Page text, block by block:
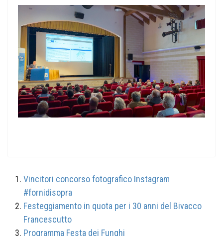
Vincitori concorso fotografico Instagram
#fornidisopra
Festeggiamento in quota per i 30 anni del Bivacco
Francescutto
Programma Festa dei Funghi